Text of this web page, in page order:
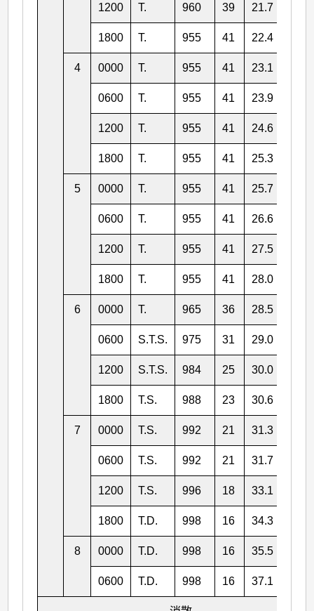
1200 T. 960 39 21.7
1800 T. 955 41 22.4
4 0000 T. 955 41 23.1
0600 T. 955 41 23.9
1200 T. 955 41 24.6
1800 T. 955 41 25.3
5 0000 T. 955 41 25.7
0600 T. 955 41 26.6
1200 T. 955 41 27.5
1800 T. 955 41 28.0
6 0000 T. 965 36 28.5
0600 S.T.S. 975 31 29.0
1200 S.T.S. 984 25 30.0
1800 T.S. 988 23 30.6
7 0000 T.S. 992 21 31.3
0600 T.S. 992 21 31.7
1200 T.S. 996 18 33.1
1800 T.D. 998 16 34.3
8 0000 T.D. 998 16 35.5
0600 T.D. 998 16 37.1